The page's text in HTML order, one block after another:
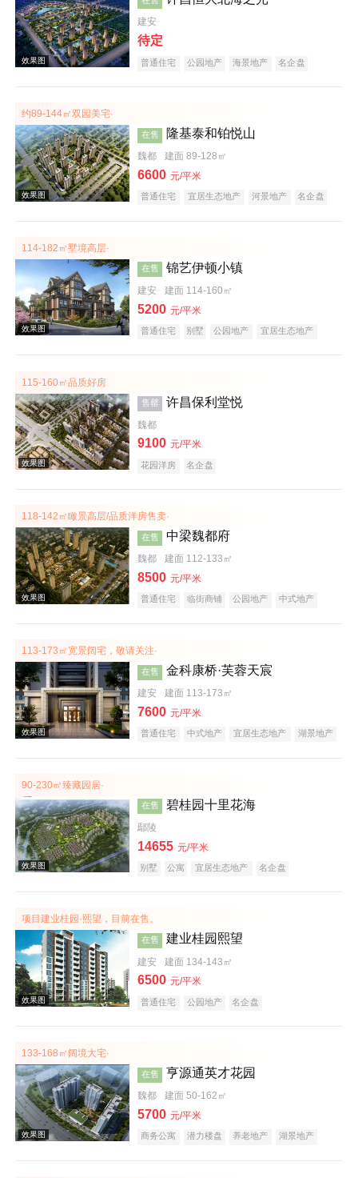
效果图
效果图
效果图
建安
待定
普通住宅 公园地产 海景地产 名企盘
约89-144㎡双园美宅·
效果图
在售 隆基泰和铂悦山
魏都 建面 89-128㎡
6600 元/平米
普通住宅 宜居生态地产 河景地产 名企盘
114-182㎡墅境高层·
在售 锦艺伊顿小镇
建安 建面 114-160㎡
5200 元/平米
普通住宅 别墅 公园地产
宜居生态地产
115-160㎡品质好房
效果图
售罄 许昌保利堂悦
魏都
9100 元/平米
花园洋房 名企盘
118-142㎡瞰景高层/品质洋房售卖·
效果图
在售 中梁魏都府
魏都 建面 112-133㎡
8500 元/平米
普通住宅 临街商铺 公园地产
中式地产
113-173㎡宽景阔宅，敬请关注·
在售 金科康桥·芙蓉天宸
建安 建面 113-173㎡
7600 元/平米
普通住宅 中式地产 宜居生态地产
湖景地产
90-230㎡臻藏园居·
在售 碧桂园十里花海
鄢陵
14655 元/平米
别墅 公寓 宜居生态地产 名企盘
项目建业桂园·熙望，目前在售。
在售 建业桂园熙望
建安 建面 134-143㎡
6500 元/平米
普通住宅 公园地产 名企盘
133-168㎡阔境大宅·
在售 亨源通英才花园
魏都 建面 50-162㎡
5700 元/平米
商务公寓 潜力楼盘 养老地产
湖景地产